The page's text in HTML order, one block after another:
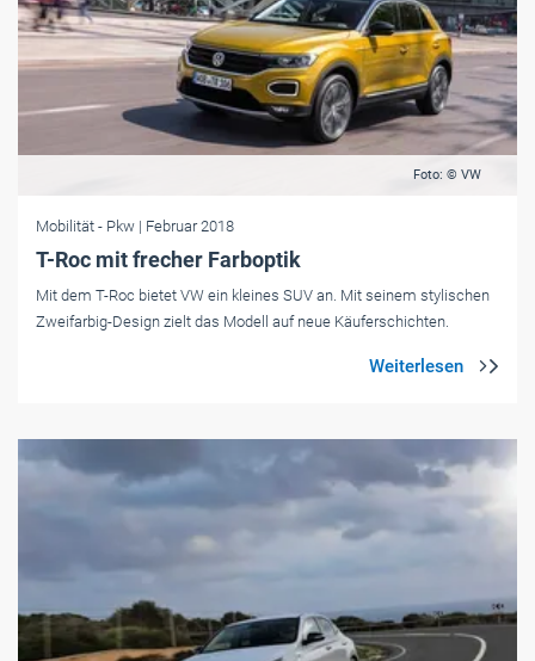
Foto: © VW
Mobilität - Pkw | Februar 2018
T-Roc mit frecher Farboptik
Mit dem T-Roc bietet VW ein kleines SUV an. Mit seinem stylischen
Zweifarbig-Design zielt das Modell auf neue Käuferschichten.